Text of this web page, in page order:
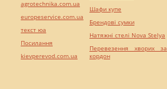
agrotechnika.com.ua
europeservice.com.ua
текст юа
Посилання
kievperevod.com.ua
Шафи купе
Брендові сумки
Натяжні стелі Nova Stelya
Перевезення хворих за
кордон